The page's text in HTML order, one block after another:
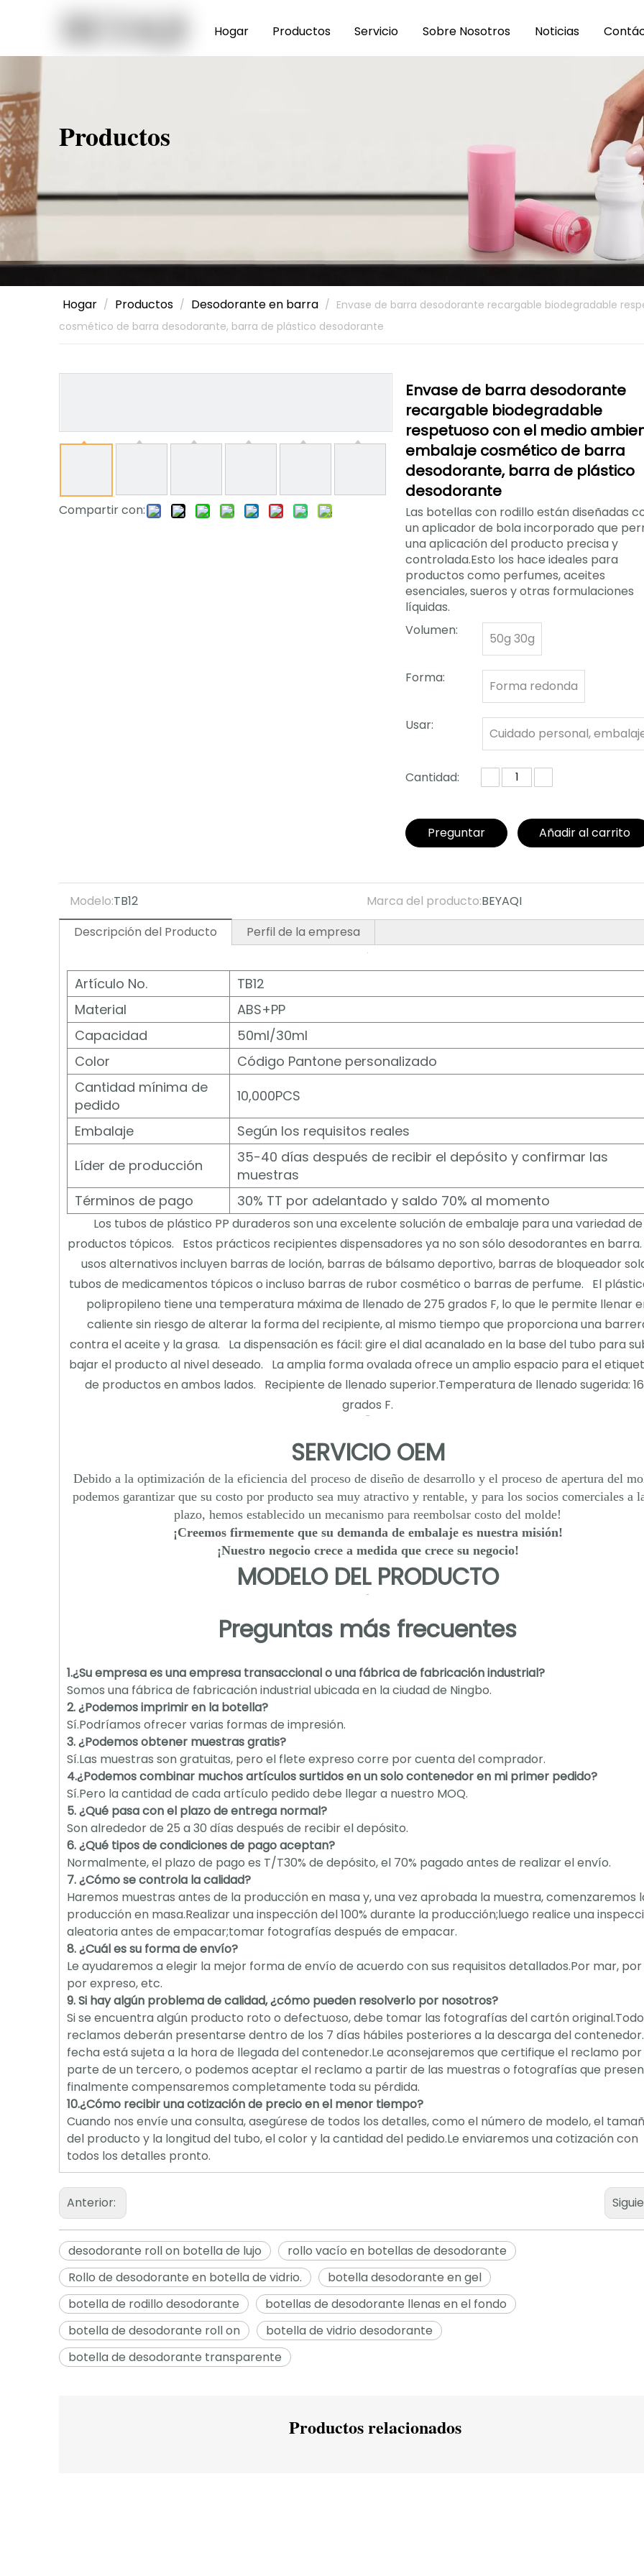
Hogar Productos Servicio Sobre Nosotros Noticias
Productos
Hogar / Productos / Desodorante en barra / Envase de barra desodorante recargable biodegradable
cosmético de barra desodorante, barra de plástico desodorante
Compartir con:
Envase de barra desodorante
recargable biodegradable
respetuoso con el medio
embalaje cosmético de barra
desodorante, barra de plástico
desodorante
Las botellas con rodillo están diseñadas
un aplicador de bola incorporado que
una aplicación del producto precisa y
controlada.Esto los hace ideales para
productos como perfumes, aceites
esenciales, sueros y otras formulaciones
líquidas.
Volumen:
50g 30g
Forma:
Forma redonda
Usar:
Cuidado personal,
Cantidad:
Preguntar Añadir al carrito
Modelo:TB12 Marca del producto:BEYAQI
Descripción del Producto
Perfil de la empresa
Artículo No.
TB12
Material
ABS+PP
Capacidad
50ml/30ml
Color
Código Pantone personalizado
Cantidad mínima de
pedido
10,000PCS
Embalaje
Según los requisitos reales
Líder de producción
35-40 días después de recibir el depósito y confirmar las
muestras
Términos de pago
30% TT por adelantado y saldo 70% al momento
Los tubos de plástico PP duraderos son una excelente solución de embalaje para una variedad de
productos tópicos. Estos prácticos recipientes dispensadores ya no son sólo desodorantes en
usos alternativos incluyen barras de loción, barras de bálsamo deportivo, barras de bloqueador
tubos de medicamentos tópicos o incluso barras de rubor cosmético o barras de perfume. El
polipropileno tiene una temperatura máxima de llenado de 275 grados F, lo que le permite llenar
caliente sin riesgo de alterar la forma del recipiente, al mismo tiempo que proporciona una
contra el aceite y la grasa. La dispensación es fácil: gire el dial acanalado en la base del tubo para
bajar el producto al nivel deseado. La amplia forma ovalada ofrece un amplio espacio para el
de productos en ambos lados. Recipiente de llenado superior.Temperatura de llenado sugerida:
grados F.
SERVICIO OEM
Debido a la optimización de la eficiencia del proceso de diseño de desarrollo y el proceso de apertura del
podemos garantizar que su costo por producto sea muy atractivo y rentable, y para los socios comerciales a
plazo, hemos establecido un mecanismo para reembolsar costo del molde!
¡Creemos firmemente que su demanda de embalaje es nuestra misión!
¡Nuestro negocio crece a medida que crece su negocio!
MODELO DEL PRODUCTO
Preguntas más frecuentes
1.¿Su empresa es una empresa transaccional o una fábrica de fabricación industrial?
Somos una fábrica de fabricación industrial ubicada en la ciudad de Ningbo.
2. ¿Podemos imprimir en la botella?
Sí.Podríamos ofrecer varias formas de impresión.
3. ¿Podemos obtener muestras gratis?
Sí.Las muestras son gratuitas, pero el flete expreso corre por cuenta del comprador.
4.¿Podemos combinar muchos artículos surtidos en un solo contenedor en mi primer pedido?
Sí.Pero la cantidad de cada artículo pedido debe llegar a nuestro MOQ.
5. ¿Qué pasa con el plazo de entrega normal?
Son alrededor de 25 a 30 días después de recibir el depósito.
6. ¿Qué tipos de condiciones de pago aceptan?
Normalmente, el plazo de pago es T/T30% de depósito, el 70% pagado antes de realizar el envío.
7. ¿Cómo se controla la calidad?
Haremos muestras antes de la producción en masa y, una vez aprobada la muestra, comenzaremos
producción en masa.Realizar una inspección del 100% durante la producción;luego realice una
aleatoria antes de empacar;tomar fotografías después de empacar.
8. ¿Cuál es su forma de envío?
Le ayudaremos a elegir la mejor forma de envío de acuerdo con sus requisitos detallados.Por mar, por
por expreso, etc.
9. Si hay algún problema de calidad, ¿cómo pueden resolverlo por nosotros?
Si se encuentra algún producto roto o defectuoso, debe tomar las fotografías del cartón
reclamos deberán presentarse dentro de los 7 días hábiles posteriores a la descarga del
fecha está sujeta a la hora de llegada del contenedor.Le aconsejaremos que certifique el reclamo por
parte de un tercero, o podemos aceptar el reclamo a partir de las muestras o fotografías que
finalmente compensaremos completamente toda su pérdida.
10.¿Cómo recibir una cotización de precio en el menor tiempo?
Cuando nos envíe una consulta, asegúrese de todos los detalles, como el número de modelo, el
del producto y la longitud del tubo, el color y la cantidad del pedido.Le enviaremos una cotización con
todos los detalles pronto.
Anterior:
desodorante roll on botella de lujo
rollo vacío en botellas de desodorante
Rollo de desodorante en botella de vidrio.
botella desodorante en gel
botella de rodillo desodorante
botellas de desodorante llenas en el fondo
botella de desodorante roll on
botella de vidrio desodorante
botella de desodorante transparente
Productos relacionados